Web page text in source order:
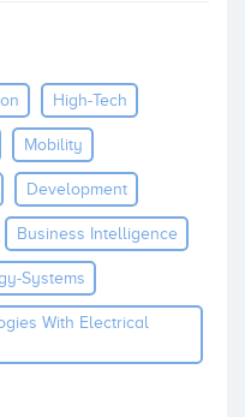
High-Tech
Mobility
Development
Business Intelligence
Systems
With Electrical